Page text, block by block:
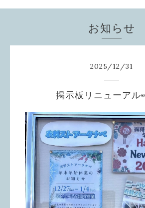
お知らせ
2025/12/31
掲示板リニューアル